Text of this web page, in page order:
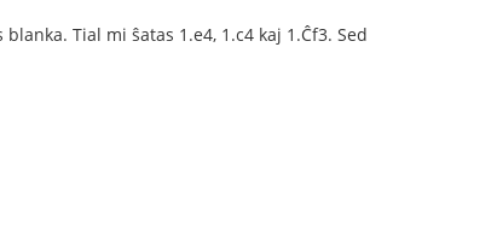
Tial mi ŝatas 1.e4, 1.c4 kaj 1.Ĉf3. Sed